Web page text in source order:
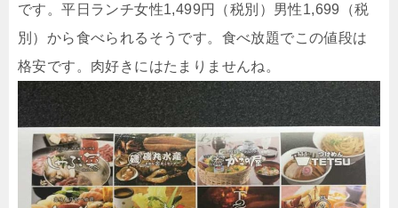
です。平日ランチ女性1,499円（税別）男性1,699（税
別）から食べられるそうです。食べ放題でこの値段は
格安です。肉好きにはたまりませんね。